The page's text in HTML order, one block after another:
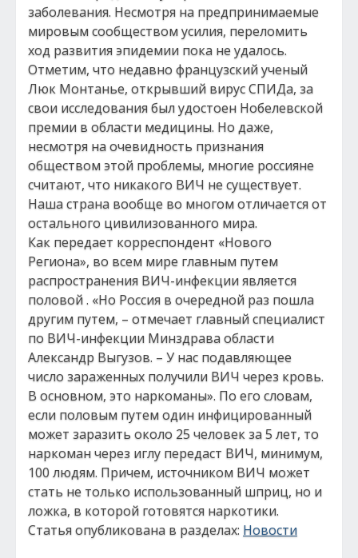
заболевания. Несмотря на предпринимаемые
мировым сообществом усилия, переломить
ход развития эпидемии пока не удалось.
Отметим, что недавно французский ученый
Люк Монтанье, открывший вирус СПИДа, за
свои исследования был удостоен Нобелевской
премии в области медицины. Но даже,
несмотря на очевидность признания
обществом этой проблемы, многие россияне
считают, что никакого ВИЧ не существует.
Наша страна вообще во многом отличается от
остального цивилизованного мира.
Как передает корреспондент «Нового
Региона», во всем мире главным путем
распространения ВИЧ-инфекции является
половой . «Но Россия в очередной раз пошла
другим путем, – отмечает главный специалист
по ВИЧ-инфекции Минздрава области
Александр Выгузов. – У нас подавляющее
число зараженных получили ВИЧ через кровь.
В основном, это наркоманы». По его словам,
если половым путем один инфицированный
может заразить около 25 человек за 5 лет, то
наркоман через иглу передаст ВИЧ, минимум,
100 людям. Причем, источником ВИЧ может
стать не только использованный шприц, но и
ложка, в которой готовятся наркотики.
Статья опубликована в разделах: Новости